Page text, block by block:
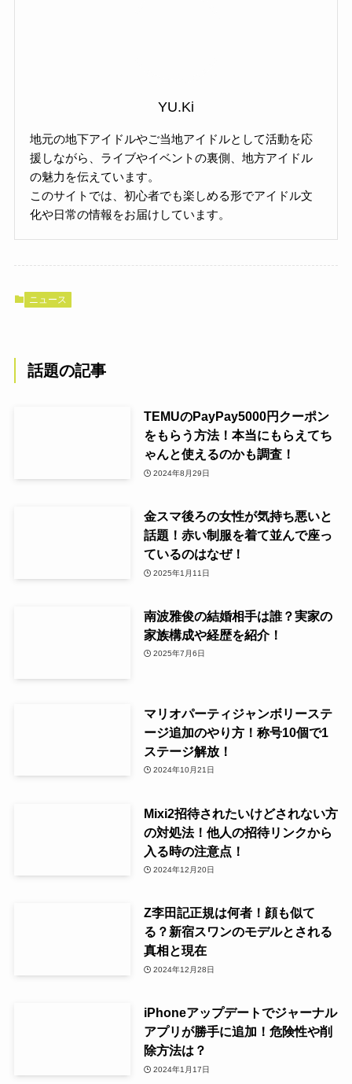
YU.Ki
地元の地下アイドルやご当地アイドルとして活動を応
援しながら、ライブやイベントの裏側、地方アイドル
の魅力を伝えています。
このサイトでは、初心者でも楽しめる形でアイドル文
化や日常の情報をお届けしています。
ニュース
話題の記事
TEMUのPayPay5000円クーポン
をもらう方法！本当にもらえてち
ゃんと使えるのかも調査！
2024年8月29日
金スマ後ろの女性が気持ち悪いと
話題！赤い制服を着て並んで座っ
ているのはなぜ！
2025年1月11日
南波雅俊の結婚相手は誰？実家の
家族構成や経歴を紹介！
2025年7月6日
マリオパーティジャンボリーステ
ージ追加のやり方！称号10個で1
ステージ解放！
2024年10月21日
Mixi2招待されたいけどされない方
の対処法！他人の招待リンクから
入る時の注意点！
2024年12月20日
Z李田記正規は何者！顔も似て
る？新宿スワンのモデルとされる
真相と現在
2024年12月28日
iPhoneアップデートでジャーナル
アプリが勝手に追加！危険性や削
除方法は？
2024年1月17日